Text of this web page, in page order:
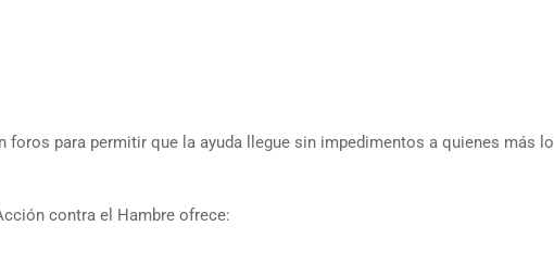
foros para permitir que la ayuda llegue sin impedimentos a quienes más lo
contra el Hambre ofrece: